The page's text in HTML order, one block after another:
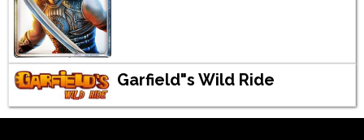
Garfield"s Wild Ride